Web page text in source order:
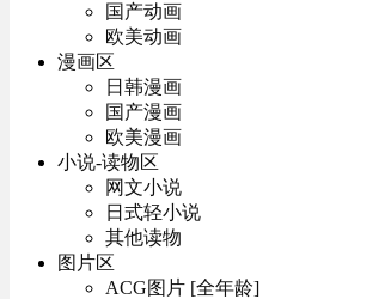
国产动画
欧美动画
漫画区
日韩漫画
国产漫画
欧美漫画
小说-读物区
网文小说
日式轻小说
其他读物
图片区
ACG图片 [全年龄]